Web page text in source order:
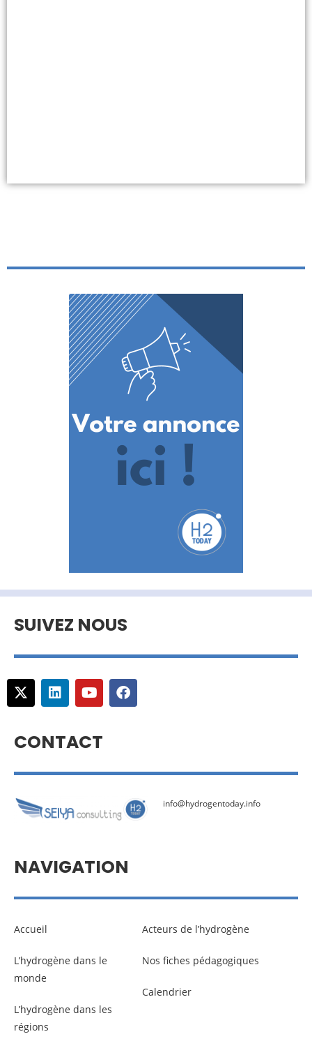
SUIVEZ NOUS
CONTACT
info@hydrogentoday.info
NAVIGATION
Accueil
L’hydrogène dans le
monde
L’hydrogène dans les
régions
Acteurs de l’hydrogène
Nos fiches pédagogiques
Calendrier